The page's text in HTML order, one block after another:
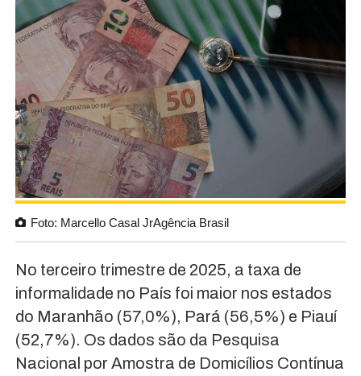
Foto: Marcello Casal JrAgência Brasil
No terceiro trimestre de 2025, a taxa de
informalidade no País foi maior nos estados
do Maranhão (57,0%), Pará (56,5%) e Piauí
(52,7%). Os dados são da Pesquisa
Nacional por Amostra de Domicílios Contínua